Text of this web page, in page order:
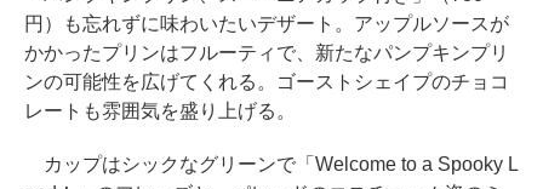
円）も忘れずに味わいたいデザート。アップルソースが
かかったプリンはフルーティで、新たなパンプキンプリ
ンの可能性を広げてくれる。ゴーストシェイプのチョコ
レートも雰囲気を盛り上げる。
カップはシックなグリーンで「Welcome to a Spooky L